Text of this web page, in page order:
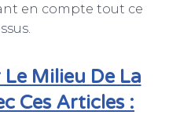
en compte tout ce
Milieu De La
Ces Articles :